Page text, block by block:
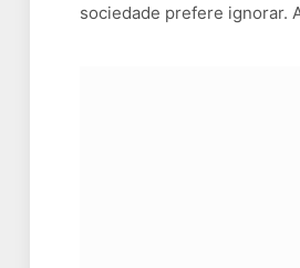
sociedade prefere ignorar.